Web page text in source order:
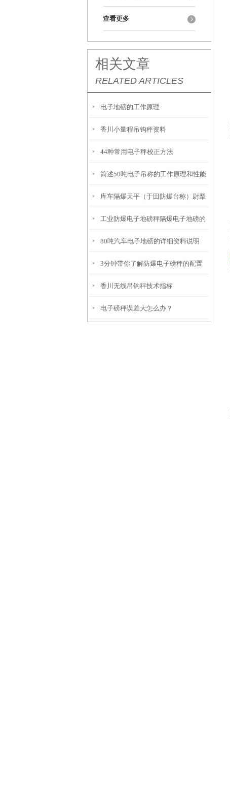
查看更多
相关文章
RELATED ARTICLES
电子地磅的工作原理
香川小量程吊钩秤资料
44种常用电子秤校正方法
简述50吨电子吊称的工作原理和性能
优点
库车隔爆天平（于田防爆台称）尉犁
不锈钢地磅称维修
工业防爆电子地磅秤隔爆电子地磅的
应用与标准
80吨汽车电子地磅的详细资料说明
3分钟带你了解防爆电子磅秤的配置
及适用范围
香川无线吊钩秤技术指标
电子磅秤误差大怎么办？